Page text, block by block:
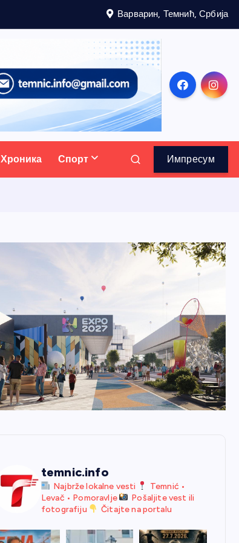
Варварин, Темнић, Србија
Хроника Спорт Импресум
temnic.info
Najbrže lokalne vesti
Temnić •
Levač • Pomoravlje
Pošaljite vest ili
fotografiju
Čitajte na portalu